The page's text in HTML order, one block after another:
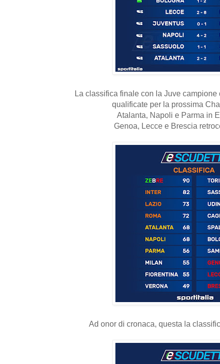
La classifica finale con la Juve campione
qualificate per la prossima
Atalanta, Napoli e Parma in
Genoa, Lecce e Brescia
Ad onor di cronaca, questa la